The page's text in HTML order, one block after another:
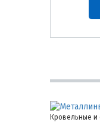
Кровельные